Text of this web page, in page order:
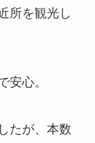
所を観光し
安心。
たが、本数